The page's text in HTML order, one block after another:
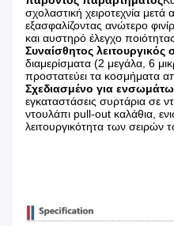
σχολαστική χειροτεχνία
εξασφαλίζοντας ανώτερο
και αυστηρό έλεγχο
Συναίσθητος λειτουργικός
διαμερίσματα (2 μεγάλα, 6
προστατεύει τα κοσμήματα
Σχεδιασμένο για
εγκαταστάσεις συρτάρια σε
ντουλάπι pull-out καλάθια,
λειτουργικότητα των σειρών